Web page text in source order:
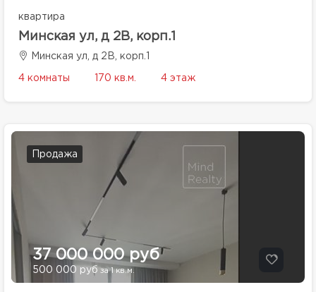
квартира
Минская ул, д 2В, корп.1
Минская ул, д 2В, корп.1
4 комнаты 170 кв.м. 4 этаж
Продажа
37 000 000 руб
500 000 руб за 1 кв.м.